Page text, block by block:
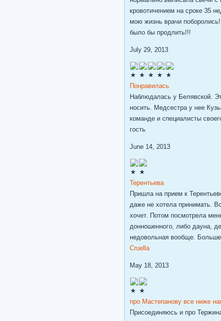
кровотичением на сроке 35
мою жизнь врачи
было бы продлить!!!
July 29, 2013
Понравилась
Наблюдалась у Белявской.
носить. Медсестра у нее
команде и специалисты
гость
June 14, 2013
Терентьева
Пришла на прием к
даже не хотела принимать.
хочет. Потом посмотрела
донношенного, либо дауна,
недовольная вообще.
Cruella
May 18, 2013
про Мастепанову все ниже
Присоединяюсь и про